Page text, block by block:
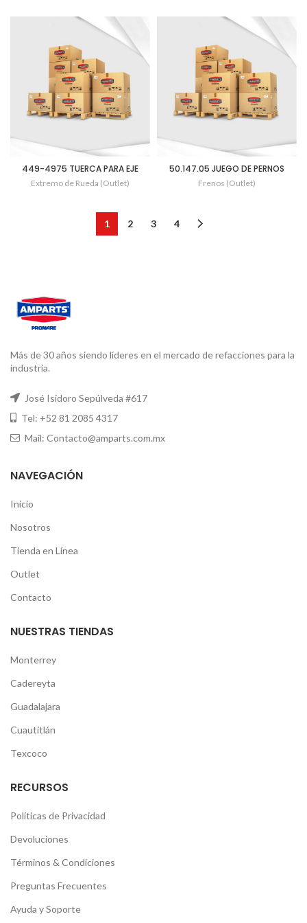
449-4975 TUERCA PARA EJE
Extremo de Rueda (Outlet)
50.147.05 JUEGO DE PERNOS
Frenos (Outlet)
1 2 3 4
Más de 30 años siendo líderes en el mercado de refacciones para la
industria.
José Isidoro Sepúlveda #617
Tel: +52 81 2085 4317
Mail: Contacto@amparts.com.mx
NAVEGACIÓN
Inicio
Nosotros
Tienda en Línea
Outlet
Contacto
NUESTRAS TIENDAS
Monterrey
Cadereyta
Guadalajara
Cuautitlán
Texcoco
RECURSOS
Políticas de Privacidad
Devoluciones
Términos & Condiciones
Preguntas Frecuentes
Ayuda y Soporte